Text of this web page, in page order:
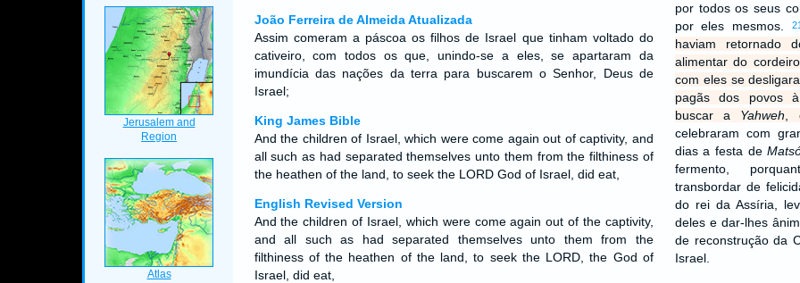
João Ferreira de Almeida Atualizada
Assim comeram a páscoa os filhos de Israel que tinham voltado do
cativeiro, com todos os que, unindo-se a eles, se apartaram da
imundícia das nações da terra para buscarem o Senhor, Deus de
Israel;
King James Bible
And the children of Israel, which were come again out of captivity, and
all such as had separated themselves unto them from the filthiness of
the heathen of the land, to seek the LORD God of Israel, did eat,
English Revised Version
And the children of Israel, which were come again out of the captivity,
and all such as had separated themselves unto them from the
filthiness of the heathen of the land, to seek the LORD, the God of
Israel, did eat,
por todos os seus
por eles mesmos.
haviam retornado
alimentar do
com eles se
pagãs dos povos
buscar a Yahweh ,
celebraram com
dias a festa de
fermento,
transbordar de
do rei da Assíria,
deles e dar-lhes
de reconstrução da
Israel.